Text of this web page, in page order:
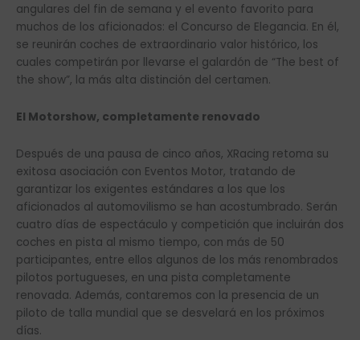
angulares del fin de semana y el evento favorito para
muchos de los aficionados: el Concurso de Elegancia. En él,
se reunirán coches de extraordinario valor histórico, los
cuales competirán por llevarse el galardón de “The best of
the show”, la más alta distinción del certamen.
El Motorshow, completamente renovado
Después de una pausa de cinco años, XRacing retoma su
exitosa asociación con Eventos Motor, tratando de
garantizar los exigentes estándares a los que los
aficionados al automovilismo se han acostumbrado. Serán
cuatro días de espectáculo y competición que incluirán dos
coches en pista al mismo tiempo, con más de 50
participantes, entre ellos algunos de los más renombrados
pilotos portugueses, en una pista completamente
renovada. Además, contaremos con la presencia de un
piloto de talla mundial que se desvelará en los próximos
días.